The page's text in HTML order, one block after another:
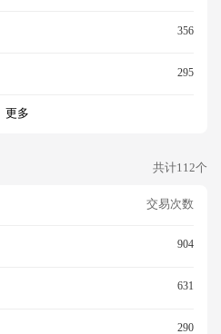
356
295
更多
共计112个
交易次数
904
631
290